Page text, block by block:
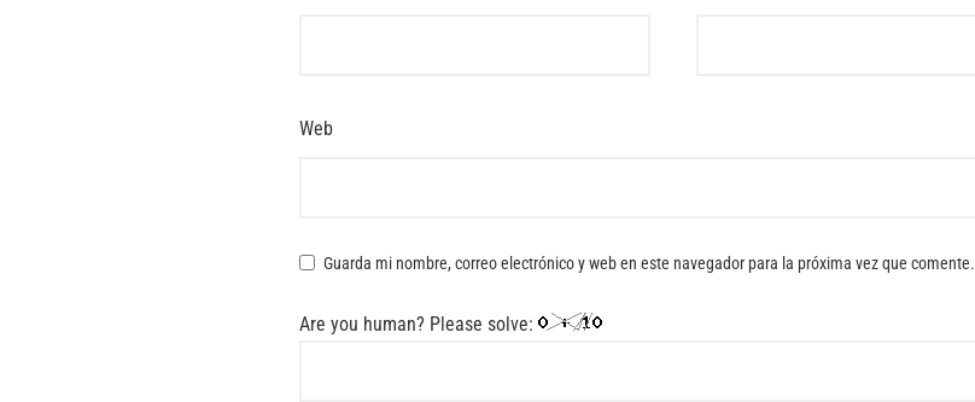
Web
Guarda mi nombre, correo electrónico y web en este navegador para la próxima vez que comente.
Are you human? Please solve: